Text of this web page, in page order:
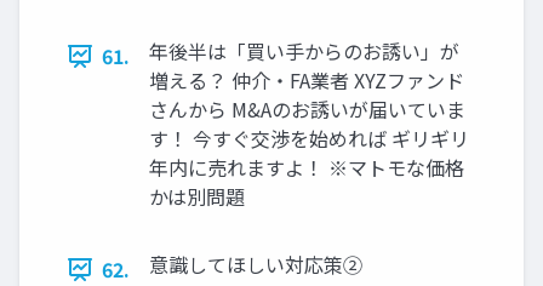
61.
年後半は「買い手からのお誘い」が
増える？ 仲介・FA業者 XYZファンド
さんから M&Aのお誘いが届いていま
す！ 今すぐ交渉を始めれば ギリギリ
年内に売れますよ！ ※マトモな価格
かは別問題
62. 意識してほしい対応策②